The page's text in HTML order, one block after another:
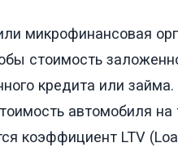
микрофинансовая
стоимость
кредита или
автомобиля
коэффициент LTV